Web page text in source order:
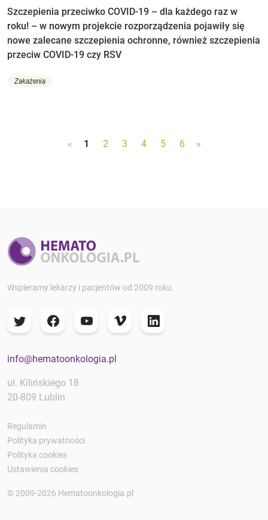
Szczepienia przeciwko COVID-19 – dla każdego raz w
roku! – w nowym projekcie rozporządzenia pojawiły się
nowe zalecane szczepienia ochronne, również szczepienia
przeciw COVID-19 czy RSV
Zakażenia
« 1 2 3 4 5 6 »
Wspieramy lekarzy i pacjentów od 2009 roku.
info@hematoonkologia.pl
ul. Kilińskiego 18
20-809 Lublin
Regulamin
Polityka prywatności
Polityka cookies
Ustawienia cookies
© 2009-2026 Hematoonkologia.pl